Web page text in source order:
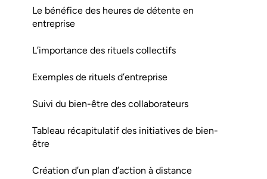
Le bénéfice des heures de détente en
entreprise
L’importance des rituels collectifs
Exemples de rituels d’entreprise
Suivi du bien-être des collaborateurs
Tableau récapitulatif des initiatives de bien-
être
Création d’un plan d’action à distance